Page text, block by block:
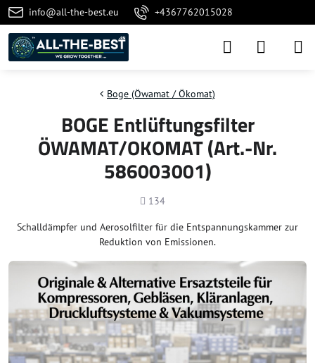
info@all-the-best.eu +4367762015028
Boge (Öwamat / Ökomat)
BOGE Entlüftungsfilter
ÖWAMAT/OKOMAT (Art.-Nr.
586003001)
Anzahl
134
Schalldämpfer und Aerosolfilter für die Entspannungskammer zur
Reduktion von Emissionen.